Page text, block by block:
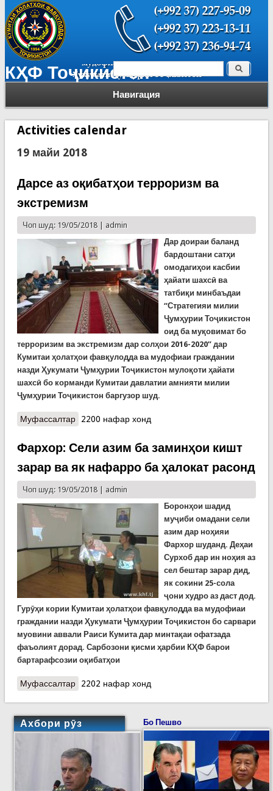
КҲФ Тоҷикистон
Навигация
Форма поиска Поиск
Activities calendar
19 майи 2018
Дарсе аз оқибатҳои терроризм ва
экстремизм
Чоп шуд: 19/05/2018 | admin
Дар доираи баланд
бардоштани сатҳи
омодагиҳои касбии
ҳайати шахсӣ ва
татбиқи минбаъдаи
“Стратегияи милии
Ҷумҳурии Тоҷикистон
оид ба муқовимат бо
терроризим ва экстремизм дар солҳои 2016-2020” дар
Кумитаи ҳолатҳои фавқулодда ва мудофиаи граждании
назди Ҳукумати Ҷумҳурии Тоҷикистон мулоқоти ҳайати
шахсӣ бо корманди Кумитаи давлатии амнияти милии
Ҷумҳурии Тоҷикистон баргузор шуд.
Муфассалтаро Дарсе аз оқибатҳои терроризм ва экстремизм
2200 нафар хонд
Фархор: Сели азим ба заминҳои кишт
зарар ва як нафарро ба ҳалокат расонд
Чоп шуд: 19/05/2018 | admin
Боронҳои шадид
муҷиби омадани сели
азим дар ноҳияи
Фархор шуданд. Деҳаи
Сурхоб дар ин ноҳия аз
сел бештар зарар дид,
як сокини 25-сола
ҷони худро аз даст дод.
Гурӯҳи кории Кумитаи ҳолатҳои фавқулодда ва мудофиаи
граждании назди Ҳукумати Ҷумҳурии Тоҷикистон бо сарвари
муовини аввали Раиси Кумита дар минтақаи офатзада
фаъолият дорад. Сарбозони қисми ҳарбии КҲФ барои
бартарафсозии оқибатҳои
Муфассалтаро Фархор: Сели азим ба заминҳои кишт зарар ва
2202 нафар хонд
Ахбори рӯз Бо Пешво